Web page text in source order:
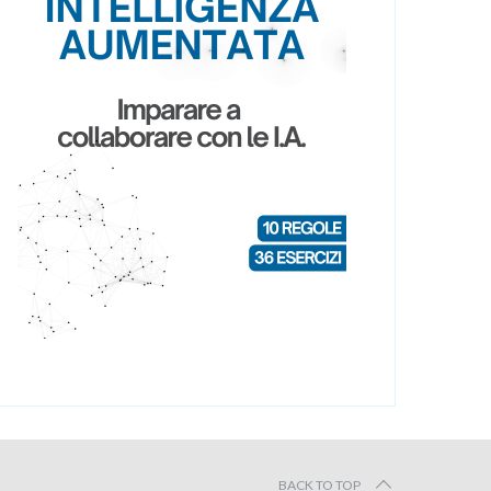
BACK TO TOP